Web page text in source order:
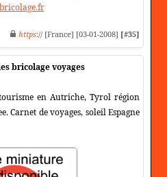
https:// [France] [03-01-2008] [#35]
bricolage voyages
en Autriche, Tyrol région
Carnet de voyages, soleil Espagne